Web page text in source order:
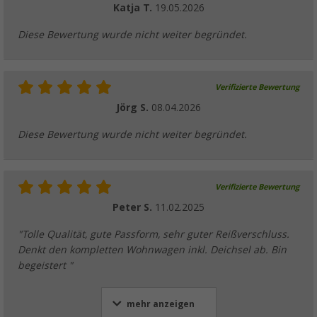
Katja T. 19.05.2026
Diese Bewertung wurde nicht weiter begründet.
Verifizierte Bewertung
Jörg S. 08.04.2026
Diese Bewertung wurde nicht weiter begründet.
Verifizierte Bewertung
Peter S. 11.02.2025
"Tolle Qualität, gute Passform, sehr guter Reißverschluss.
Denkt den kompletten Wohnwagen inkl. Deichsel ab. Bin
begeistert "
mehr anzeigen